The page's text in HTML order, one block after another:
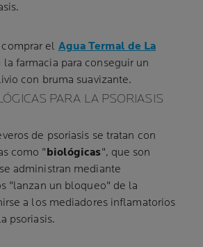
el Agua Termal de La
la farmacia para conseguir un
con bruma suavizante.
PARA LA PSORIASIS
de psoriasis se tratan con
como "biológicas", que son
administran mediante
"lanzan un bloqueo" de la
a los mediadores inflamatorios
psoriasis.